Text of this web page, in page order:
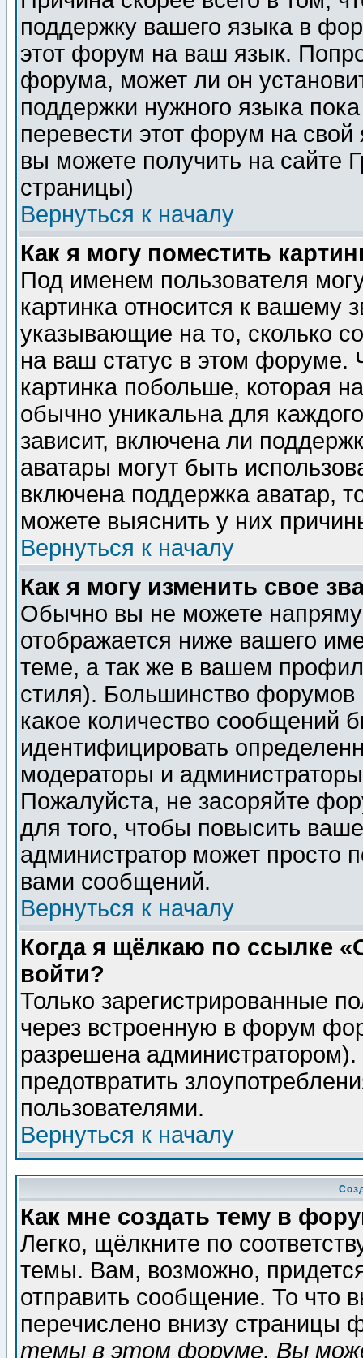
поддержку вашего языка в
этот форум на ваш язык.
форума, может ли он
поддержки нужного языка
перевести этот форум на
вы можете получить на сайте
страницы)
Вернуться к началу
Как я могу поместить
Под именем пользователя
картинка относится к вашему
указывающие на то, сколько
на ваш статус в этом форуме.
картинка побольше, которая
обычно уникальна для
зависит, включена ли
аватары могут быть
включена поддержка аватар,
можете выяснить у них
Вернуться к началу
Как я могу изменить свое
Обычно вы не можете
отображается ниже вашего
теме, а так же в вашем
стиля). Большинство форумов
какое количество сообщений
идентифицировать
модераторы и
Пожалуйста, не засоряйте
для того, чтобы повысить
администратор может просто
вами сообщений.
Вернуться к началу
Когда я щёлкаю по ссылке
войти?
Только зарегистрированные
через встроенную в форум
разрешена
предотвратить
пользователями.
Вернуться к началу
Как мне создать тему в
Легко, щёлкните по
темы. Вам, возможно,
отправить сообщение. То что
перечислено внизу страницы
темы в этом форуме, Вы